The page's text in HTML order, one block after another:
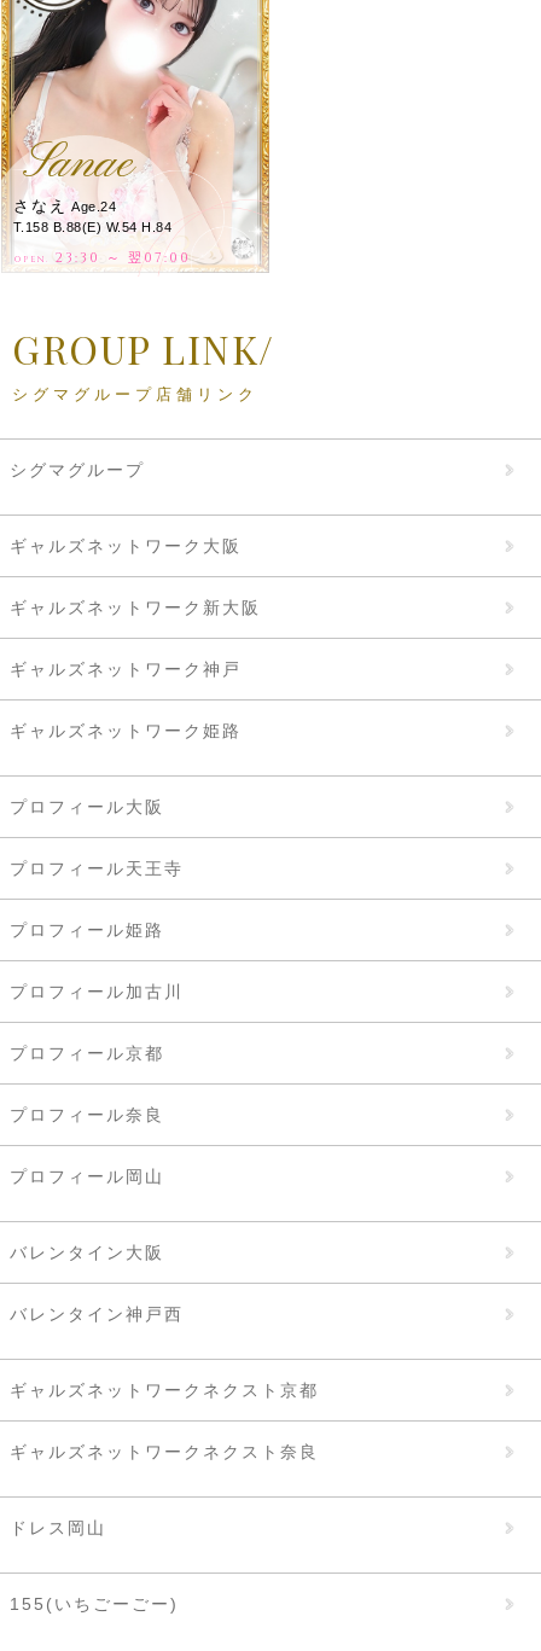
Sanae
さなえ
Age.24
T.158 B.88(E) W.54 H.84
OPEN. 23:30 ～ 翌07:00
GROUP LINK/
シグマグループ店舗リンク
シグマグループ
ギャルズネットワーク大阪
ギャルズネットワーク新大阪
ギャルズネットワーク神戸
ギャルズネットワーク姫路
プロフィール大阪
プロフィール天王寺
プロフィール姫路
プロフィール加古川
プロフィール京都
プロフィール奈良
プロフィール岡山
バレンタイン大阪
バレンタイン神戸西
ギャルズネットワークネクスト京都
ギャルズネットワークネクスト奈良
ドレス岡山
155(いちごーごー)